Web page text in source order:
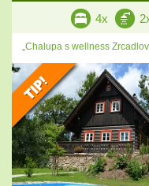
4x
„Chalupa s wellness